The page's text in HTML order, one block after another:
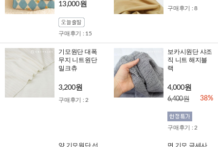
13,000원
구매후기 : 15
구매후기 : 8
기모원단 대폭
무지 니트원단
밀크츄
3,200원
구매후기 : 2
보카시원단 샤조
직 니트 해지블
랙
4,000원
6,400원 38%
구매후기 : 2